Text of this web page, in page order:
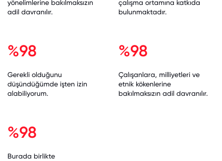
yönelimlerine bakılmaksızın
adil davranılır.
çalışma ortamına katkıda
bulunmaktadır.
%98
Gerekli olduğunu
düşündüğümde işten izin
alabiliyorum.
%98
Çalışanlara, milliyetleri ve
etnik kökenlerine
bakılmaksızın adil davranılır.
%98
Burada birlikte